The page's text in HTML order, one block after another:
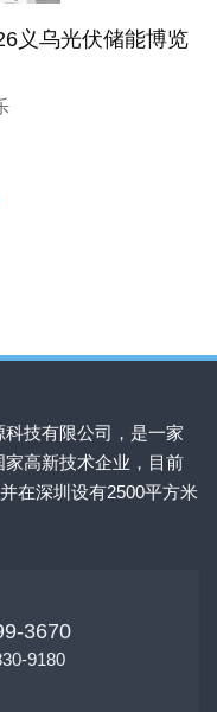
义乌光伏储能博览
技有限公司，是一家
高新技术企业，目前
在深圳设有2500平方米
3670
9180